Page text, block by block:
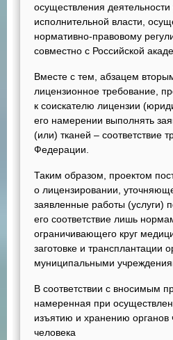
осуществления
исполнительной власти,
нормативно-правовому
совместно с Российской
Вместе с тем, абзацем
лицензионное требование,
к соискателю лицензии
его намерении выполнять
(или) тканей – соответствие
Федерации.
Таким образом, проектом
о лицензировании,
заявленные работы (услуги)
его соответствие лишь
ограничивающего круг
заготовке и трансплантации
муниципальными
В соответствии с вносимым
намеренная при
изъятию и хранению органов
человека